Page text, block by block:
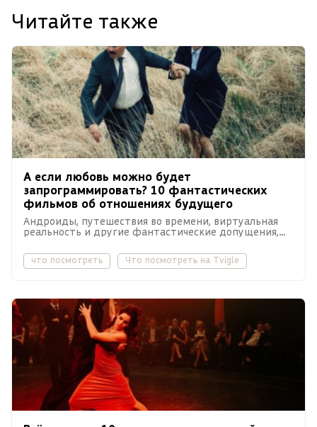
Читайте также
А если любовь можно будет
запрограммировать? 10 фантастических
фильмов об отношениях будущего
Андроиды, путешествия во времени, виртуальная
реальность и другие фантастические допущения,
что посмотреть Что посмотреть на Tvigle